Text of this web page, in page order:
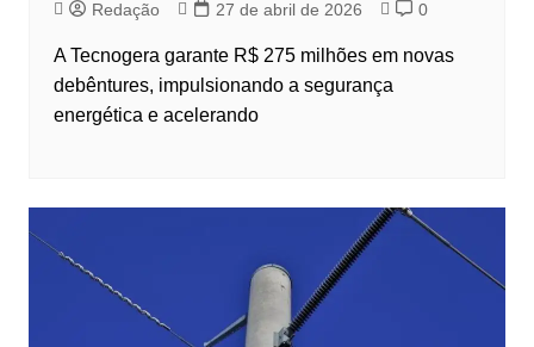
Redação 27 de abril de 2026 0
A Tecnogera garante R$ 275 milhões em novas
debêntures, impulsionando a segurança
energética e acelerando